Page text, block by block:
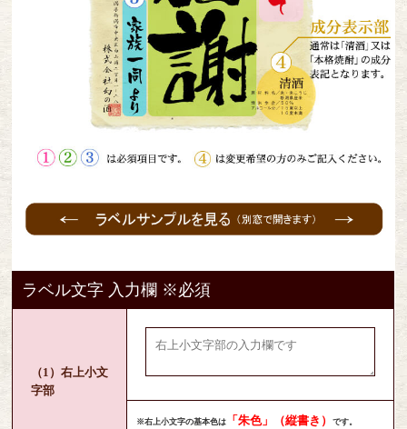
ラベル文字 入力欄 ※必須
（1）右上小文
字部
※右上小文字の基本色は 「朱色」（縦書き）です。